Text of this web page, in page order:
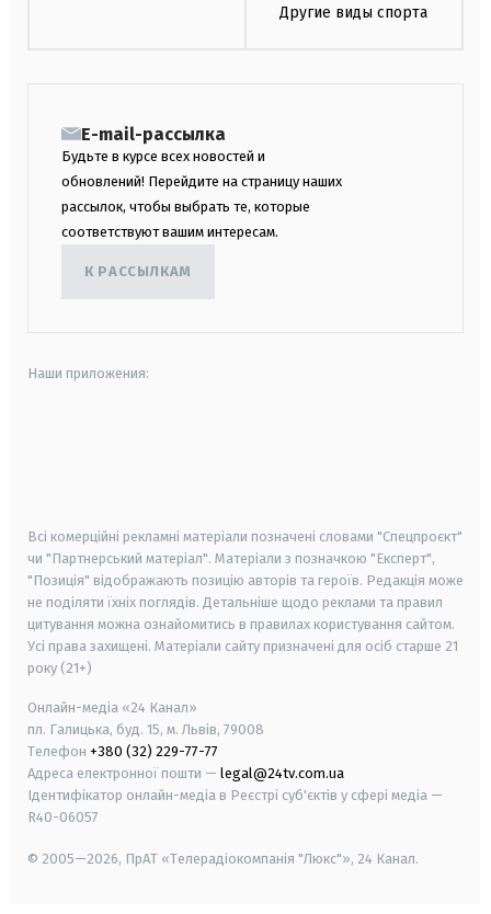
Другие виды спорта
E-mail-рассылка
Будьте в курсе всех новостей и
обновлений! Перейдите на страницу наших
рассылок, чтобы выбрать те, которые
соответствуют вашим интересам.
К РАССЫЛКАМ
Наши приложения:
Всі комерційні рекламні матеріали позначені словами "Спецпроєкт"
чи "Партнерський матеріал". Матеріали з позначкою "Експерт",
"Позиція" відображають позицію авторів та героїв. Редакція може
не поділяти їхніх поглядів. Детальніше щодо реклами та правил
цитування можна ознайомитись в правилах користування сайтом.
Усі права захищені. Матеріали сайту призначені для осіб старше 21
року (21+)
Онлайн-медіа «24 Канал»
пл. Галицька, буд. 15, м. Львів, 79008
Телефон +380 (32) 229-77-77
Адреса електронної пошти — legal@24tv.com.ua
Ідентифікатор онлайн-медіа в Реєстрі суб'єктів у сфері медіа —
R40-06057
© 2005—2026, ПрАТ «Телерадіокомпанія "Люкс"», 24 Канал.